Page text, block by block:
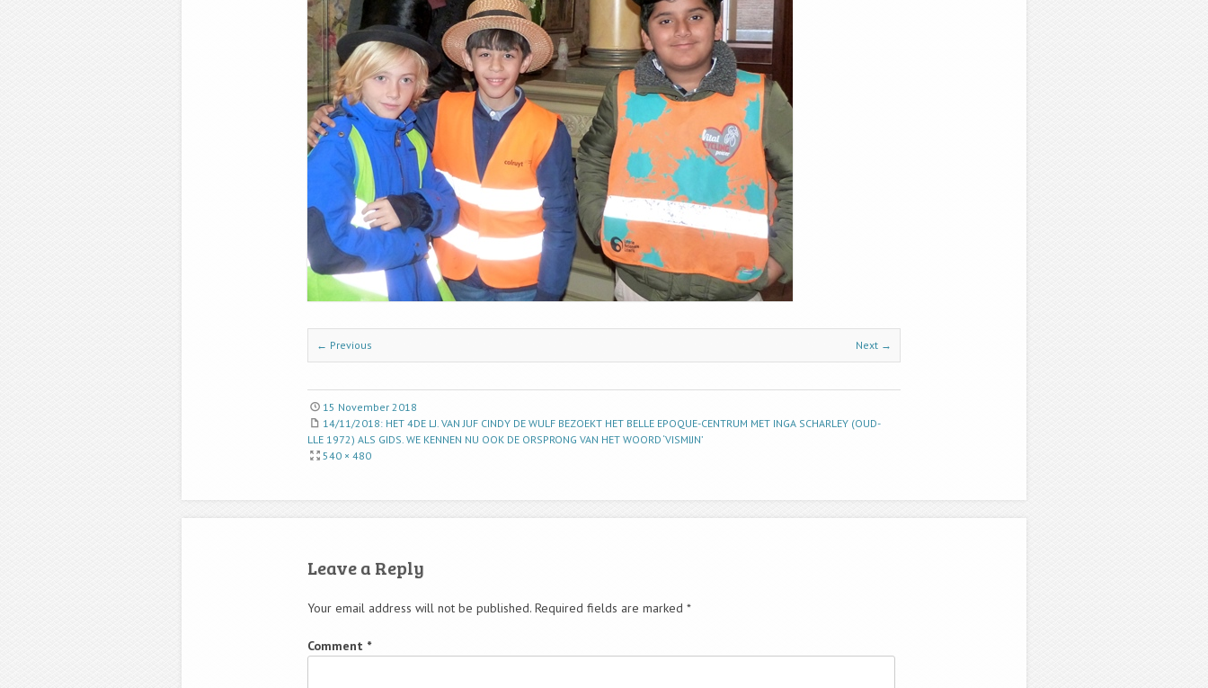
← Previous Next →
15 November 2018
14/11/2018: HET 4DE LJ. VAN JUF CINDY DE WULF BEZOEKT HET BELLE EPOQUE-CENTRUM MET INGA SCHARLEY (OUD-
LLE 1972) ALS GIDS. WE KENNEN NU OOK DE ORSPRONG VAN HET WOORD ‘VISMIJN’
540 × 480
Leave a Reply
Your email address will not be published. Required fields are marked *
Comment *